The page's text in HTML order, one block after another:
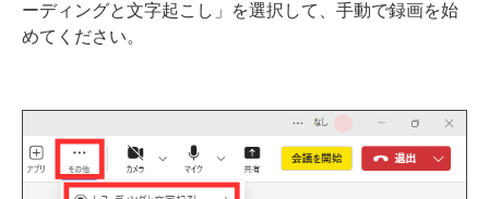
ーディングと文字起こし」を選択して、手動で録画を始
めてください。